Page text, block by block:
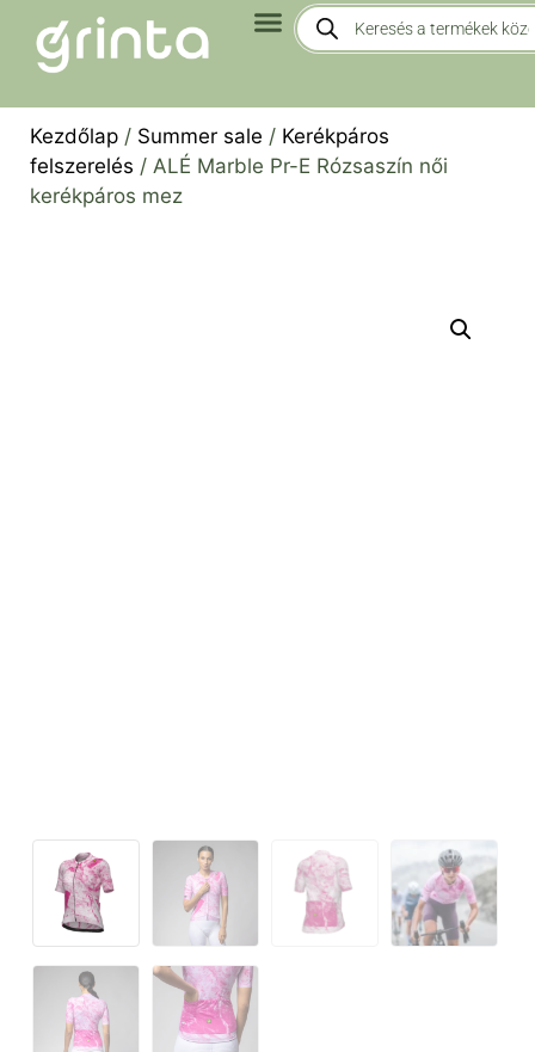
Kezdőlap / Summer sale / Kerékpáros
felszerelés / ALÉ Marble Pr-E Rózsaszín női
kerékpáros mez